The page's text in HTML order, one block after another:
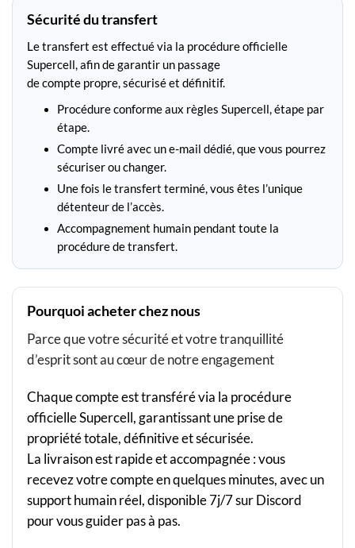
Sécurité du transfert
Le transfert est effectué via la procédure officielle
Supercell, afin de garantir un passage
de compte propre, sécurisé et définitif.
Procédure conforme aux règles Supercell, étape par
étape.
Compte livré avec un e-mail dédié, que vous pourrez
sécuriser ou changer.
Une fois le transfert terminé, vous êtes l’unique
détenteur de l’accès.
Accompagnement humain pendant toute la
procédure de transfert.
Pourquoi acheter chez nous
Parce que votre sécurité et votre tranquillité
d’esprit sont au cœur de notre engagement
Chaque compte est transféré via la procédure
officielle Supercell, garantissant une prise de
propriété totale, définitive et sécurisée.
La livraison est rapide et accompagnée : vous
recevez votre compte en quelques minutes, avec un
support humain réel, disponible 7j/7 sur Discord
pour vous guider pas à pas.